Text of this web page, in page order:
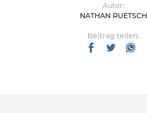
Autor:
NATHAN RUETSCH
Beitrag teilen: